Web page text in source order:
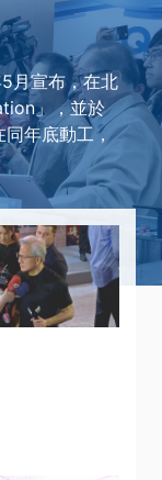
月宣布，在北
」，並於
年底動工，